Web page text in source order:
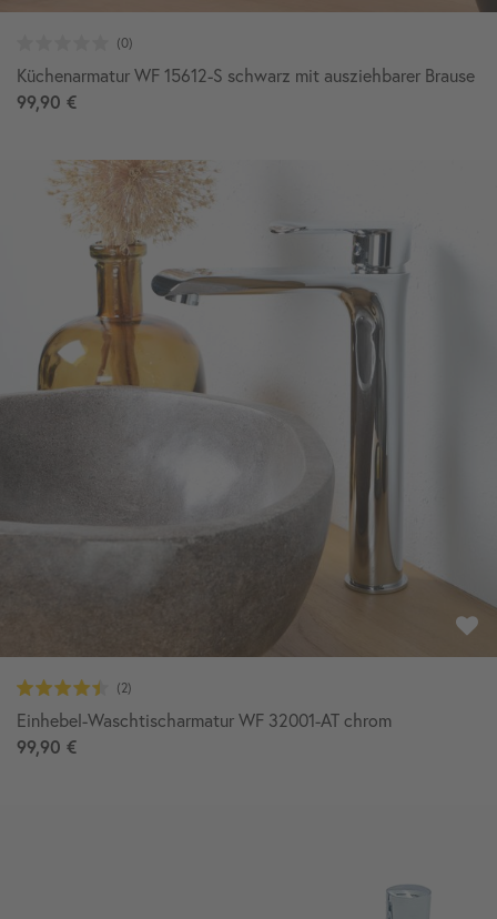
Küchenarmatur WF 15612-S schwarz mit ausziehbarer Brause
99,90 €
Einhebel-Waschtischarmatur WF 32001-AT chrom
99,90 €